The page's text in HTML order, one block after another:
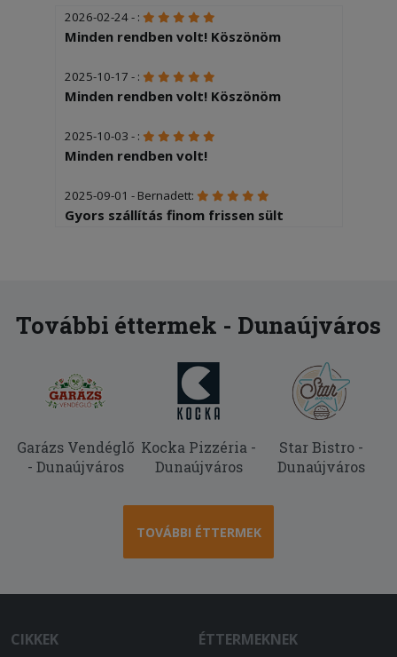
2026-02-24 - :
Minden rendben volt! Köszönöm
2025-10-17 - :
Minden rendben volt! Köszönöm
2025-10-03 - :
Minden rendben volt!
2025-09-01 - Bernadett:
Gyors szállítás finom frissen sült
Minden rendben volt! Köszönöm
További éttermek - Dunaújváros
Garázs Vendéglő
- Dunaújváros
Kocka Pizzéria -
Dunaújváros
Star Bistro -
Dunaújváros
TOVÁBBI ÉTTERMEK
CIKKEK
ÉTTERMEKNEK